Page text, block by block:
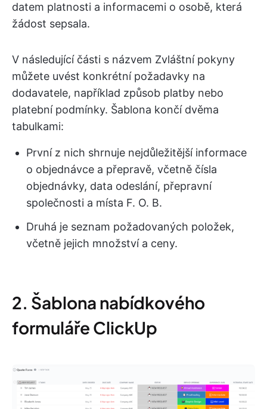
datem platnosti a informacemi o osobě, která
žádost sepsala.
V následující části s názvem Zvláštní pokyny
můžete uvést konkrétní požadavky na
dodavatele, například způsob platby nebo
platební podmínky. Šablona končí dvěma
tabulkami:
První z nich shrnuje nejdůležitější informace
o objednávce a přepravě, včetně čísla
objednávky, data odeslání, přepravní
společnosti a místa F. O. B.
Druhá je seznam požadovaných položek,
včetně jejich množství a ceny.
2. Šablona nabídkového
formuláře ClickUp